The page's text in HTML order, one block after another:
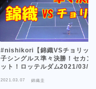
#nishikori【錦織VSチョリッ
子シングルス準々決勝！セカン
ット！ロッテルダム2021/03/06
2021.03.07 錦織圭